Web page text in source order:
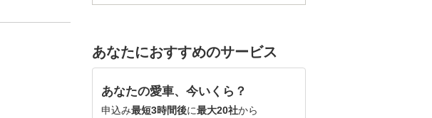
あなたにおすすめのサービス
あなたの愛車、今いくら？
申込み最短3時間後に最大20社から